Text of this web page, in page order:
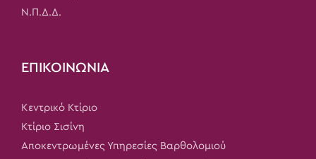
Ν.Π.Δ.Δ.
ΕΠΙΚΟΙΝΩΝΙΑ
Κεντρικό Κτίριο
Κτίριο Σισίνη
Αποκεντρωμένες Υπηρεσίες Βαρθολομιού